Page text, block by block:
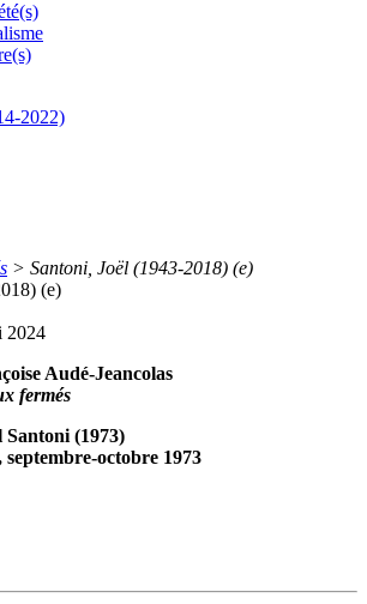
2022)
> Santoni, Joël (1943-2018) (e)
(e)
2024
Audé-Jeancolas
fermés
Santoni (1973)
septembre-octobre 1973